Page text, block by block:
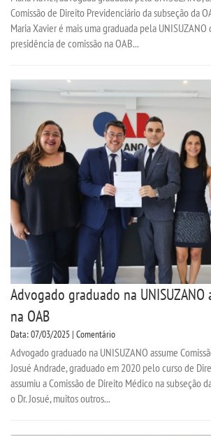
Comissão de Direito Previdenciário da subseção da
Maria Xavier é mais uma graduada pela UNISUZANO
presidência de comissão na OAB...
Advogado graduado na UNISUZANO
na OAB
Data: 07/03/2025 | Comentário
Advogado graduado na UNISUZANO assume
Josué Andrade, graduado em 2020 pelo curso de
assumiu a Comissão de Direito Médico na subseção
o Dr. Josué, muitos outros...